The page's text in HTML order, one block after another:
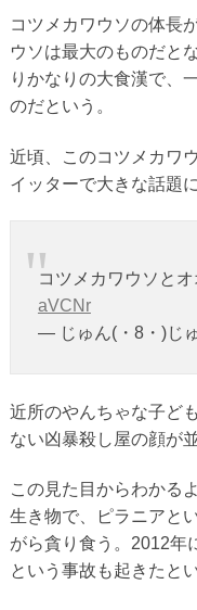
コツメカワウソの体長
ウソは最大のものだと
りかなりの大食漢で、
のだという。
近頃、このコツメカワ
イッターで大きな話題
コツメカワウソと
aVCNr
— じゅん(・8・)じ
近所のやんちゃな子ど
ない凶暴殺し屋の顔が並
この見た目からわかる
生き物で、ピラニアと
がら貪り食う。2012年
という事故も起きたとい